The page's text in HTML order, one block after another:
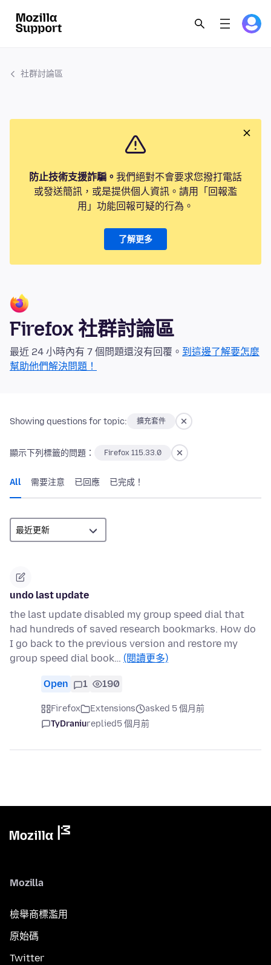
社群討論區
防止技術支援詐騙。 我們絕對不會要求您撥打電話
或發送簡訊，或是提供個人資訊。請用「回報濫
用」功能回報可疑的行為。
了解更多
Firefox 社群討論區
最近 24 小時內有 7 個問題還沒有回覆。 到這邊了解要怎麼
幫助他們解決問題！
Showing questions for topic: 擴充套件
顯示下列標籤的問題： Firefox 115.33.0
All 需要注意 已回應 已完成！
undo last update
the last update disabled my group speed dial that
had hundreds of saved research bookmarks. How do
I go back to the previous version and restore my
group speed dial book… (閱讀更多)
Open 1 190
Firefox Extensions
asked 5 個月前
TyDraniureplied5 個月前
Mozilla
檢舉商標濫用
原始碼
Twitter